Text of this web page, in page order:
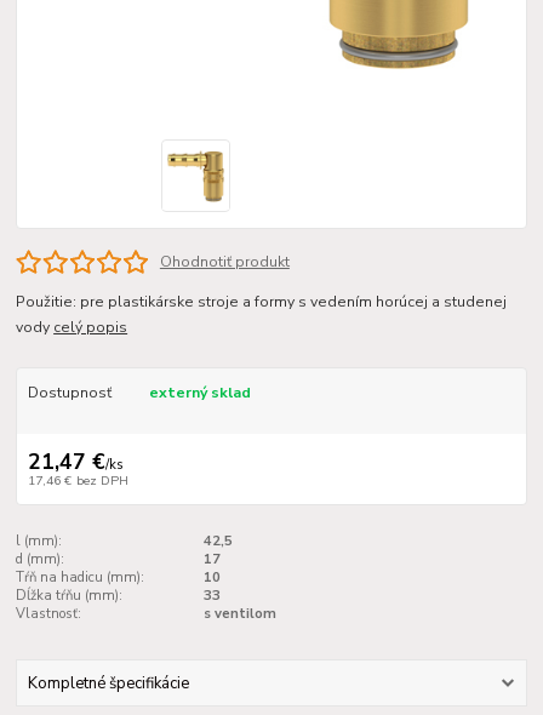
Ohodnotiť produkt
Použitie: pre plastikárske stroje a formy s vedením horúcej a studenej
vody celý popis
Dostupnosť externý sklad
21,47 €/ks
17,46 € bez DPH
l (mm):
42,5
d (mm):
17
Tŕň na hadicu (mm):
10
Dĺžka tŕňu (mm):
33
Vlastnosť:
s ventilom
Kompletné špecifikácie